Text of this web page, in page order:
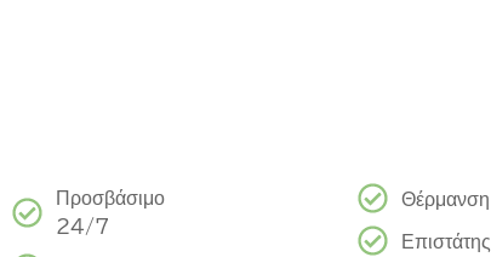
Προσβάσιμο
24/7
Θέρμανση
Επιστάτης